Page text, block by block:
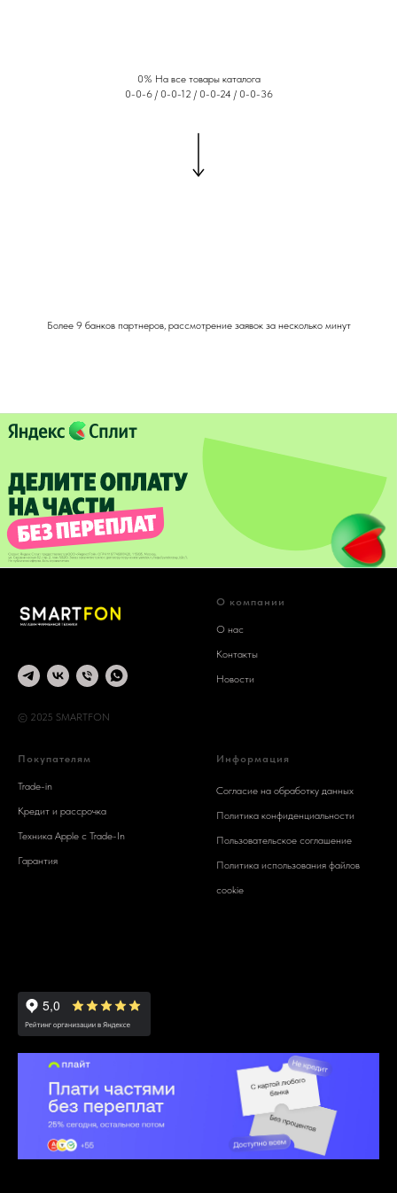
0% На все товары каталога
0-0-6 / 0-0-12 / 0-0-24 / 0-0-36
Более 9 банков партнеров, рассмотрение заявок за несколько минут
© 2025 SMARTFON
О компании
О нас
Контакты
Новости
Покупателям
Trade-in
Кредит и рассрочка
Техника Apple c Trade-In
Гарантия
Информация
Согласие на обработку данных
Политика конфиденциальности
Пользовательское соглашение
Политика использования файлов
cookie